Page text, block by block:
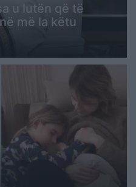
u lutën që të
më la këtu